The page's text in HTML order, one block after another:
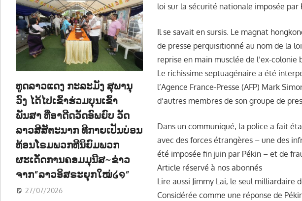
loi sur la sécurité nationale imposée par
Il se savait en sursis. Le magnat
de presse perquisitionné au nom de la
reprise en main musclée de l’ex-colonie
Le richissime septuagénaire a été
l’Agence France-Presse (AFP) Mark
d’autres membres de son groupe de
Dans un communiqué, la police a fait
avec des forces étrangères – une des
été imposée fin juin par Pékin – et de
Article réservé à nos abonnés
Lire aussi Jimmy Lai, le seul milliardaire
Considérée comme une réponse de
ທູດລາວແດງ ກະລະມັງ ສຸພານຸ
ວົງ ໄດ້ໄປເຂົ້າຮ່ວມບຸນເຂົ້າ
ພັນສາ ທີ່ອາດີດວັດອົພຍົບ ວັດ
ລາວສີສັຕະນາກ ທີກາຍເປັນບ່ອນ
ທ້ອນໂຣມພວກທີນິຍົມພວກ
ຜະເດັດການຄອມມຸນີສ~ຂ່າວ
ຈາກ”ລາວອິສຣະຍຸກໃໝ່໒໑”
27/07/2026